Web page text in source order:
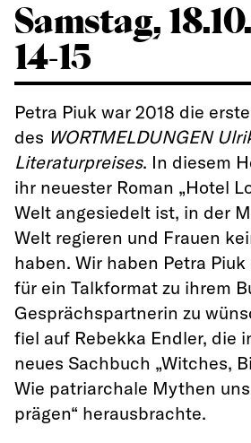
Samstag,
14-15
Petra Piuk war 2018 die
des WORTMELDUNGEN
Literaturpreises. In diesem
ihr neuester Roman „Hotel
Welt angesiedelt ist, in der
Welt regieren und Frauen
haben. Wir haben Petra
für ein Talkformat zu ihrem
Gesprächspartnerin zu
fiel auf Rebekka Endler, die
neues Sachbuch „Witches,
Wie patriarchale Mythen
prägen“ herausbrachte.